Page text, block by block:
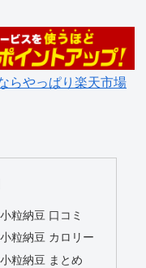
らやっぱり楽天市場
粒納豆 口コミ
粒納豆 カロリー
粒納豆 まとめ